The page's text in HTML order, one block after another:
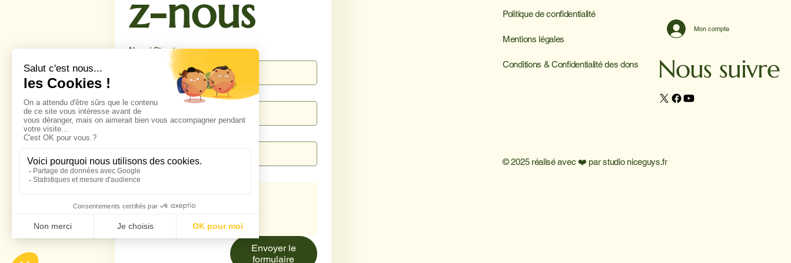
Politique de confidentialité
Mentions légales
Conditions & Confidentialité des dons
Mon compte
Nous suivre
© 2025 réalisé avec ❤️ parstudio niceguys.fr
z-nous
Nom / Structure
Message
Envoyer le
formulaire